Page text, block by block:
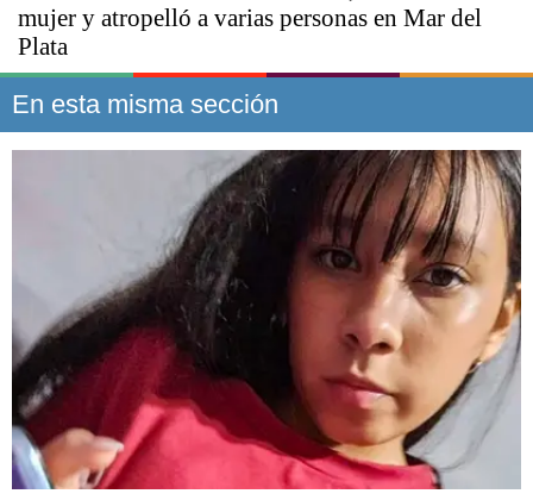
mujer y atropelló a varias personas en Mar del
Plata
En esta misma sección